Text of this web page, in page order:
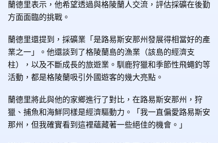
蘭德里表示，他希望透過與格陵蘭人交流，評估採礦在後勤
方面面臨的挑戰。
蘭德里還提到，採礦業「是路易斯安那州發展得相當好的產
業之一」。他還談到了格陵蘭島的漁業（該島的經濟支
柱），以及不斷成長的旅遊業。馴鹿狩獵和季節性飛蠅釣等
活動，都是格陵蘭吸引外國遊客的幾大亮點。
蘭德里將此與他的家鄉進行了對比，在路易斯安那州，狩
獵、捕魚和海鮮同樣是經濟驅動力。「我一直偏愛路易斯安
那州，但我確實看到這裡蘊藏著一些絕佳的機會。」